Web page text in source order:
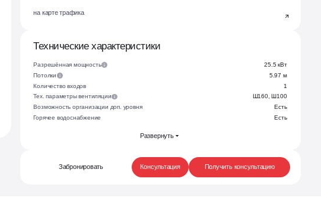
на карте трафика
Технические характеристики
Разрешённая мощность
25.5 кВт
Потолки
5.97 м
Количество входов
1
Тех. параметры вентиляции
Ш160, Ш100
Возможность организации доп. уровня
Есть
Горячее водоснабжение
Есть
Развернуть
Забронировать Консультация Получить консультацию